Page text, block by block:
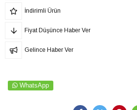
İndirimli Ürün
Fiyat Düşünce Haber Ver
Gelince Haber Ver
WhatsApp